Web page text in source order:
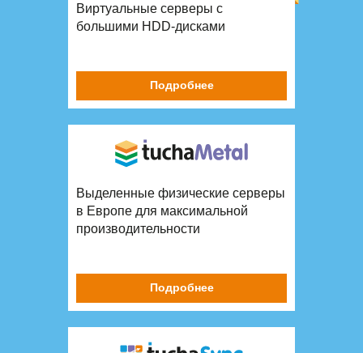
Виртуальные серверы с
большими HDD-дисками
Подробнее
Выделенные физические серверы
в Европе для максимальной
производительности
Подробнее